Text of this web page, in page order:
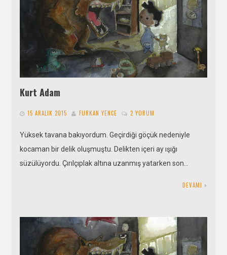
Kurt Adam
15 ARALIK 2015 FURKAN YENCE 2 YORUM
Yüksek tavana bakıyordum. Geçirdiği göçük nedeniyle
kocaman bir delik oluşmuştu. Delikten içeri ay ışığı
süzülüyordu. Çırılçıplak altına uzanmış yatarken son…
DEVAMI